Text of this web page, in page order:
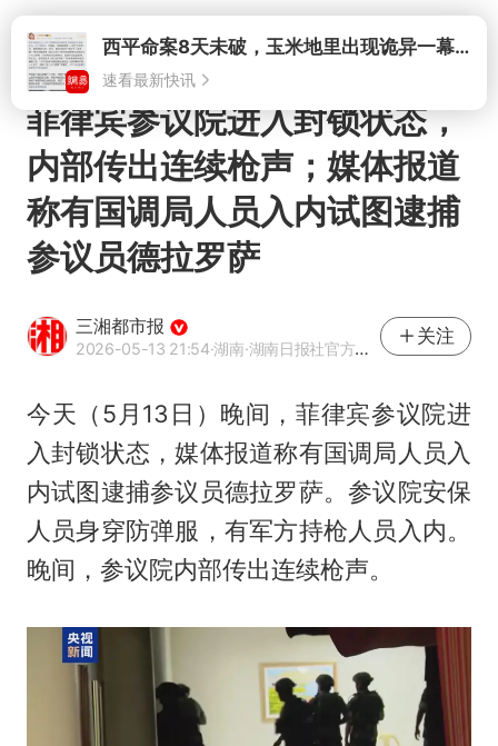
打开
菲律宾参议院进入封锁状态，
内部传出连续枪声；媒体报道
称有国调局人员入内试图逮捕
参议员德拉罗萨
三湘都市报
2026-05-13 21:54·湖南·湖南日报社官方网易号
关注
今天（5月13日）晚间，菲律宾参议院进
入封锁状态，媒体报道称有国调局人员入
内试图逮捕参议员德拉罗萨。参议院安保
人员身穿防弹服，有军方持枪人员入内。
晚间，参议院内部传出连续枪声。